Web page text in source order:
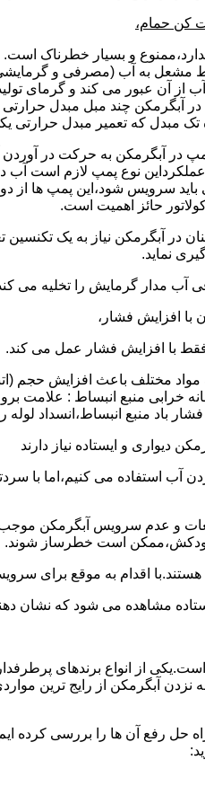
کن حمام،
و بسیار خطرناک است.
مشعل به آب (مصرفی و
از آن عبور می کند و گرمای
چند مبل مبدل حرارتی
مبدل که تعمیر مبدل حرارتی
در آبگرمکن به حرکت در
کار می کند.مبرای عملکرداین نوع
باید سرویس شود،این پمپ ها
حائز اهمیت است.
در آبگرمکن نیاز به یک
نماید.
با افزایش فشار عمل می کند.
به مواد مختلف باعث افزایش
خرابی منبع انبساط : علامت
باد منبع انبساط،انسداد
دیواری و ایستاده نیاز دارند
آب استفاده می کنیم،اما با
و عدم سرویس آبگرمکن
دودکش،ممکن است خطرساز شوند.
اقدام به موقع برای
مشاهده می شود که نشان
از انواع برندهای
آبگرمکن از رایج ترین
حل رفع آن ها را بررسی کرده